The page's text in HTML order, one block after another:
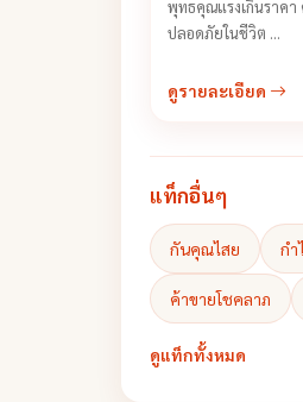
พุทธคุณแรงเกินราค
ปลอดภัยในชีวิต ...
ดูรายละเอียด
แท็กอื่นๆ
กันคุณไสย กำ
ค้าขายโชคลาภ
ดูแท็กทั้งหมด